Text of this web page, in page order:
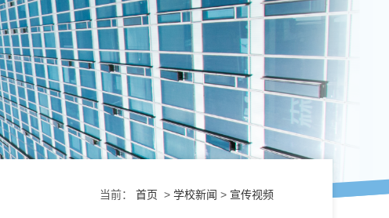
当前： 首页 > 学校新闻 > 宣传视频